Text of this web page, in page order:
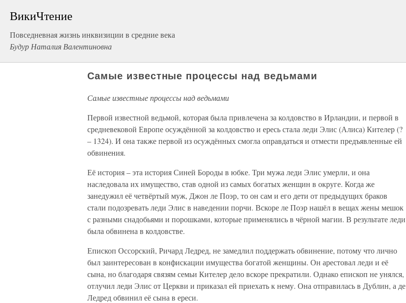
ВикиЧтение
Повседневная жизнь инквизиции в средние века
Будур Наталия Валентиновна
Самые известные процессы над ведьмами
Самые известные процессы над ведьмами
Первой известной ведьмой, которая была привлечена за колдовство в Ирландии, и первой в
средневековой Европе осуждённой за колдовство и ересь стала леди Элис (Алиса) Кителер (?
– 1324). И она также первой из осуждённых смогла оправдаться и отмести предъявленные ей
обвинения.
Её история – эта история Синей Бороды в юбке. Три мужа леди Элис умерли, и она
наследовала их имущество, став одной из самых богатых женщин в округе. Когда же
занедужил её четвёртый муж, Джон ле Поэр, то он сам и его дети от предыдущих браков
стали подозревать леди Элис в наведении порчи. Вскоре ле Поэр нашёл в вещах жены мешок
с разными снадобьями и порошками, которые применялись в чёрной магии. В результате леди
была обвинена в колдовстве.
Епископ Оссорский, Ричард Ледред, не замедлил поддержать обвинение, потому что лично
был заинтересован в конфискации имущества богатой женщины. Он арестовал леди и её
сына, но благодаря связям семьи Кителер дело вскоре прекратили. Однако епископ не унялся,
отлучил леди Элис от Церкви и приказал ей приехать к нему. Она отправилась в Дублин, а де
Ледред обвинил её сына в ереси.